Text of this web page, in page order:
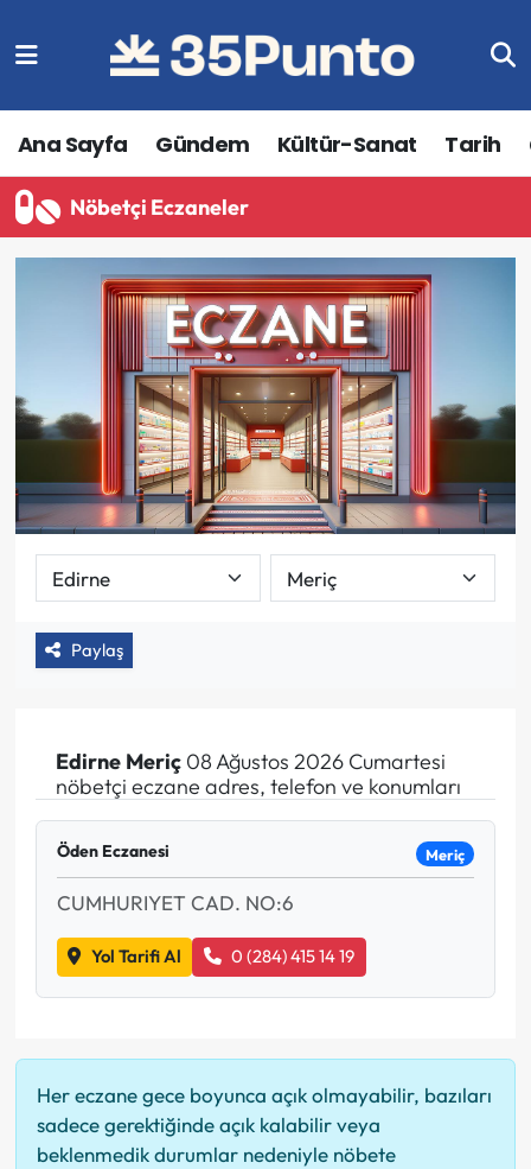
Ana Sayfa Gündem Kültür-Sanat Tarih
Nöbetçi Eczaneler
Paylaş
Edirne Meriç08 Ağustos 2026 Cumartesi
nöbetçi eczane adres, telefon ve konumları
Öden Eczanesi Meriç
CUMHURIYET CAD. NO:6
Yol Tarifi Al 0 (284) 415 14 19
Her eczane gece boyunca açık olmayabilir, bazıları
sadece gerektiğinde açık kalabilir veya
beklenmedik durumlar nedeniyle nöbete